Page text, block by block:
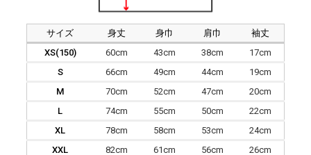
サイズ 身丈 身巾 肩巾
袖丈
XS(150)
60cm 43cm 38cm
17cm
S
66cm 49cm 44cm
19cm
M
70cm 52cm 47cm
20cm
L
74cm 55cm 50cm
22cm
XL
78cm 58cm 53cm
24cm
XXL
82cm 61cm 56cm 26cm